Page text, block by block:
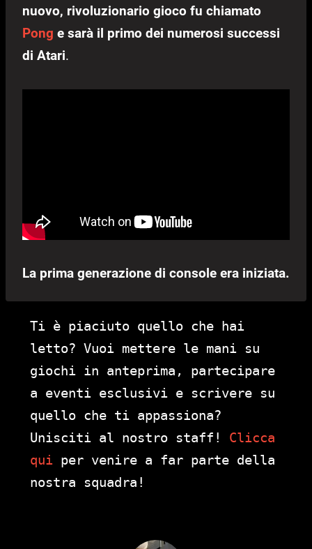
nuovo, rivoluzionario gioco fu chiamato
Pong e sarà il primo dei numerosi successi
di Atari.
La prima generazione di console era iniziata.
Ti è piaciuto quello che hai
letto? Vuoi mettere le mani su
giochi in anteprima, partecipare
a eventi esclusivi e scrivere su
quello che ti appassiona?
Unisciti al nostro staff! Clicca
qui per venire a far parte della
nostra squadra!